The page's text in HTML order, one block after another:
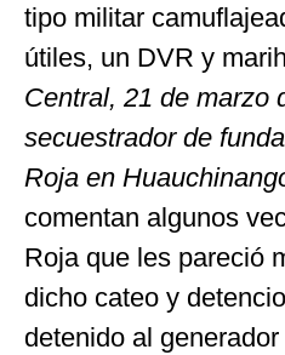
tipo militar
útiles, un DVR y
Central, 21 de marzo
secuestrador de
Roja en
comentan algunos
Roja que les pareció
dicho cateo y
detenido al